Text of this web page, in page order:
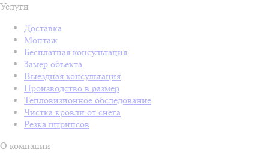
Услуги
Доставка
Монтаж
Бесплатная консультация
Замер объекта
Выездная консультация
Производство в размер
Тепловизионное обследование
Чистка кровли от снега
Резка штрипсов
О компании